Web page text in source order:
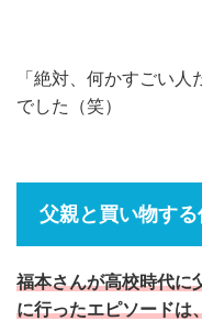
「絶対、何かすごい
でした（笑）
父親と買い物す
福本さんが高校時代に
に行ったエピソードは